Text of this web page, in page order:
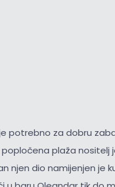
potrebno za dobru
plaža nositelj
njen dio namijenjen je